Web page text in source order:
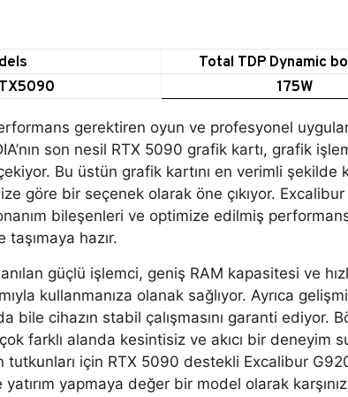
Total TDP Dynamic
175W
gerektiren oyun ve profesyonel
son nesil RTX 5090 grafik kartı, grafik
Bu üstün grafik kartını en verimli şekilde
göre bir seçenek olarak öne çıkıyor.
bileşenleri ve optimize edilmiş
hazır.
güçlü işlemci, geniş RAM kapasitesi ve
kullanmanıza olanak sağlıyor. Ayrıca
bile cihazın stabil çalışmasını garanti ediyor.
farklı alanda kesintisiz ve akıcı bir deneyim
için RTX 5090 destekli Excalibur
yapmaya değer bir model olarak